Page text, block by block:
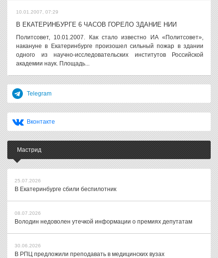
10.01.2007, 07:29
В ЕКАТЕРИНБУРГЕ 6 ЧАСОВ ГОРЕЛО ЗДАНИЕ НИИ
Политсовет, 10.01.2007. Как стало известно ИА «Политсовет»,
накануне в Екатеринбурге произошел сильный пожар в здании
одного из научно-исследовательских институтов Российской
академии наук. Площадь...
Telegram
Вконтакте
Мастрид
25.07.2026
В Екатеринбурге сбили беспилотник
08.07.2026
Володин недоволен утечкой информации о премиях депутатам
30.06.2026
В РПЦ предложили преподавать в медицинских вузах